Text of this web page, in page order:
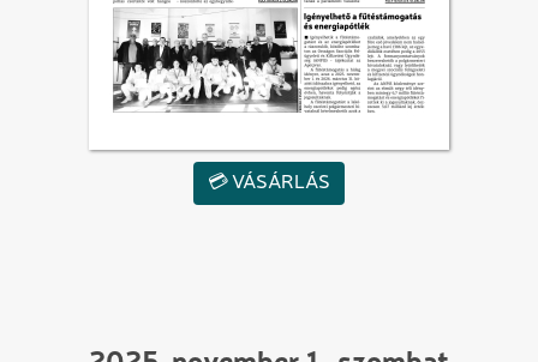
💳 VÁSÁRLÁS